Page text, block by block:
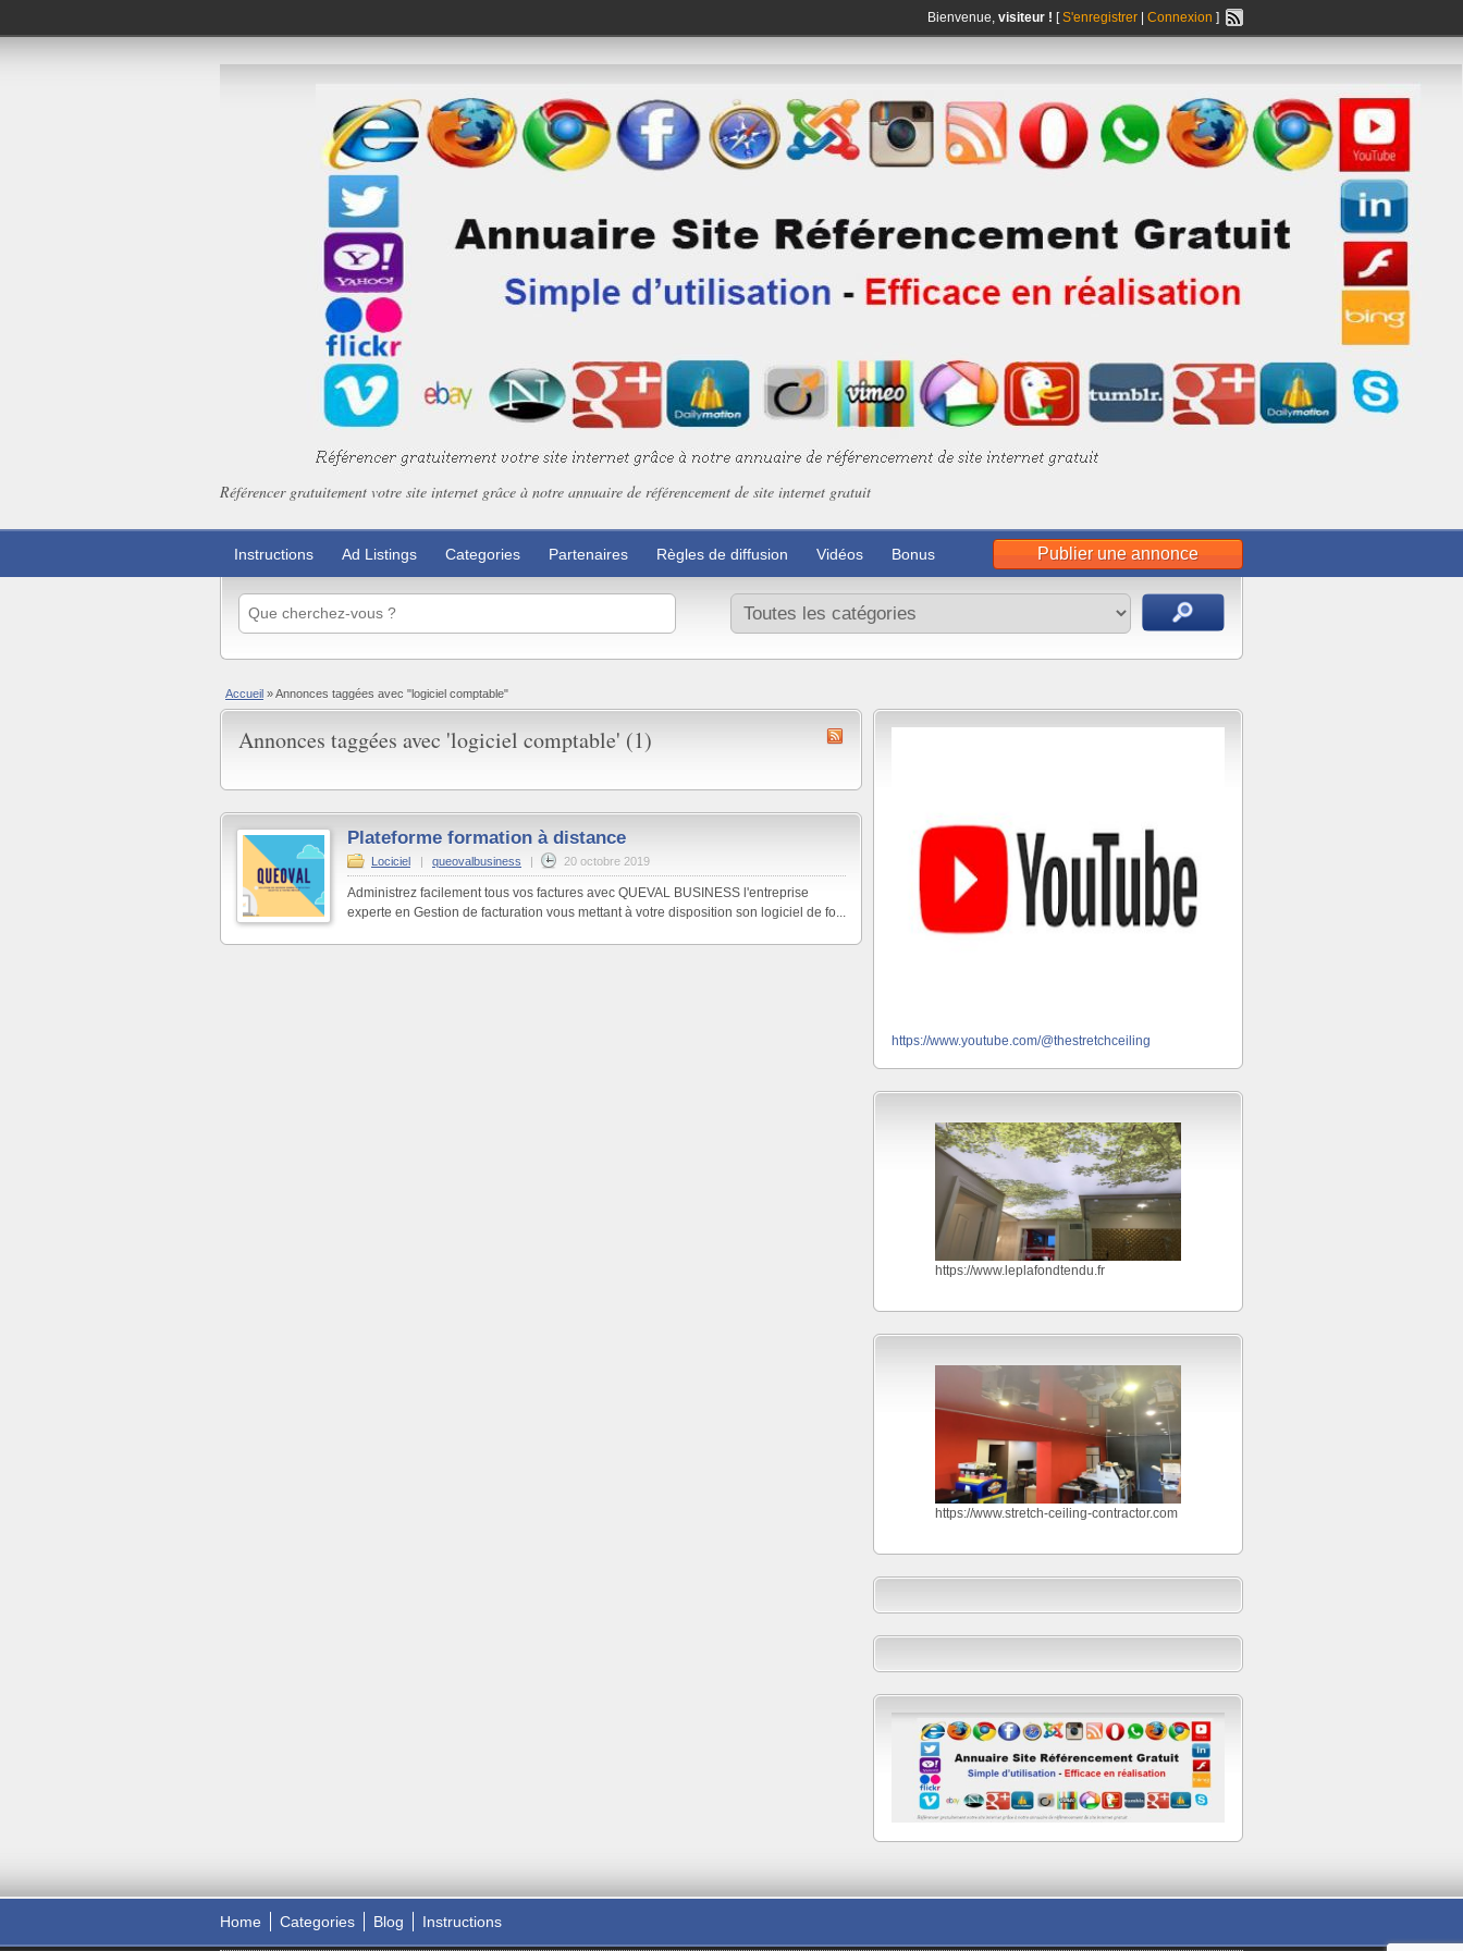
Bienvenue, visiteur ! [S'enregistrer Connexion ]
Référencer gratuitement votre site internet grâce à notre annuaire de référencement de site internet gratuit
Instructions Ad Listings Categories Partenaires Règles de diffusion Vidéos Bonus Publier une annonce
Accueil »Annonces taggées avec "logiciel comptable"
Annonces taggées avec 'logiciel comptable' (1)
Plateforme formation à distance
Lociciel | queovalbusiness | 20 octobre 2019
Administrez facilement tous vos factures avec QUEVAL BUSINESS l'entreprise
experte en Gestion de facturation vous mettant à votre disposition son logiciel de fo...
https://www.youtube.com/@thestretchceiling
https://www.leplafondtendu.fr
https://www.stretch-ceiling-contractor.com
Home Categories Blog Instructions